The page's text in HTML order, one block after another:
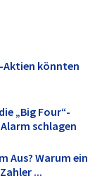
Aktien könnten
„Big Four“-
schlagen
Aus? Warum ein
...